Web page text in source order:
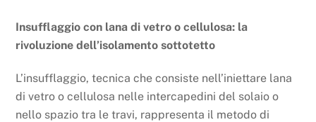
Insufflaggio con lana di vetro o cellulosa: la
rivoluzione dell’isolamento sottotetto
L’insufflaggio, tecnica che consiste nell’iniettare lana
di vetro o cellulosa nelle intercapedini del solaio o
nello spazio tra le travi, rappresenta il metodo di